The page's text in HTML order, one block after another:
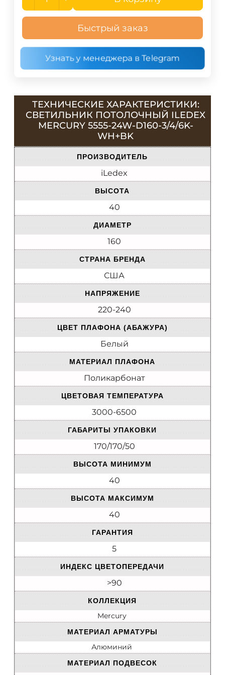
Быстрый заказ
Узнать у менеджера в Telegram
ТЕХНИЧЕСКИЕ ХАРАКТЕРИСТИКИ:
СВЕТИЛЬНИК ПОТОЛОЧНЫЙ ILEDEX
MERCURY 5555-24W-D160-3/4/6K-
WH+BK
ПРОИЗВОДИТЕЛЬ
iLedex
ВЫСОТА
40
ДИАМЕТР
160
СТРАНА БРЕНДА
США
НАПРЯЖЕНИЕ
220-240
ЦВЕТ ПЛАФОНА (АБАЖУРА)
Белый
МАТЕРИАЛ ПЛАФОНА
Поликарбонат
ЦВЕТОВАЯ ТЕМПЕРАТУРА
3000-6500
ГАБАРИТЫ УПАКОВКИ
170/170/50
ВЫСОТА МИНИМУМ
40
ВЫСОТА МАКСИМУМ
40
ГАРАНТИЯ
5
ИНДЕКС ЦВЕТОПЕРЕДАЧИ
>90
КОЛЛЕКЦИЯ
Mercury
МАТЕРИАЛ АРМАТУРЫ
Алюминий
МАТЕРИАЛ ПОДВЕСОК